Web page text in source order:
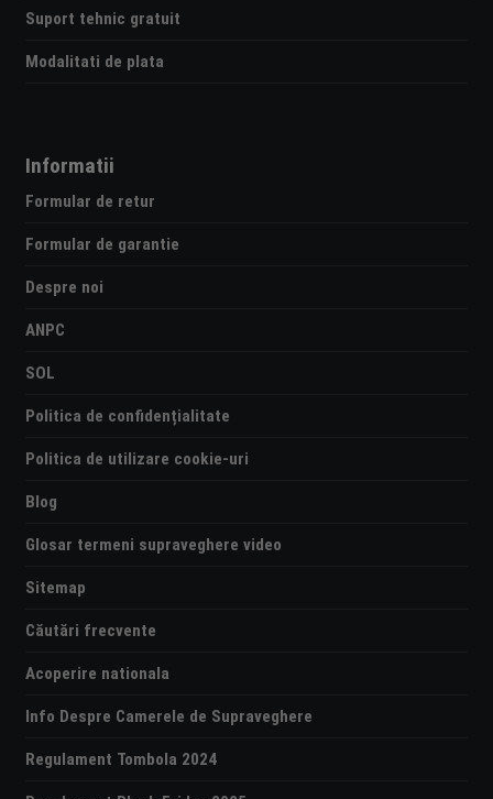
Suport tehnic gratuit
Modalitati de plata
Informatii
Formular de retur
Formular de garantie
Despre noi
ANPC
SOL
Politica de confidențialitate
Politica de utilizare cookie-uri
Blog
Glosar termeni supraveghere video
Sitemap
Căutări frecvente
Acoperire nationala
Info Despre Camerele de Supraveghere
Regulament Tombola 2024